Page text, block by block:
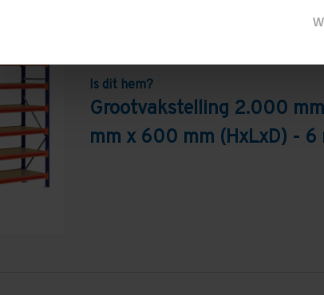
Is dit hem?
Grootvakstelling 2.000
mm x 600 mm (HxLxD) - 6